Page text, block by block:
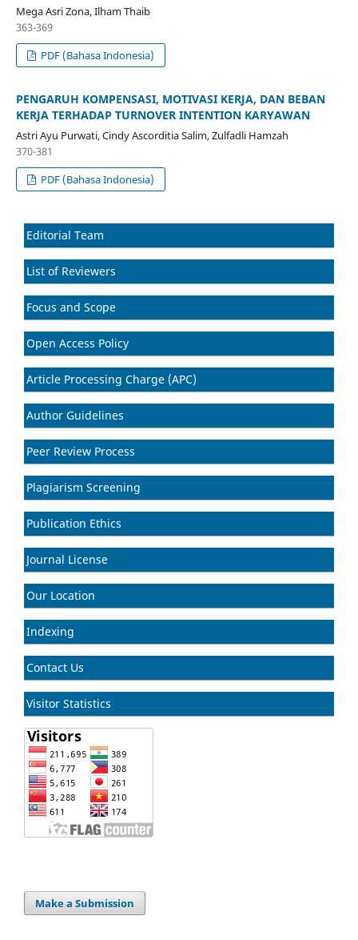
Mega Asri Zona, Ilham Thaib
363-369
PDF (Bahasa Indonesia)
PENGARUH KOMPENSASI, MOTIVASI KERJA, DAN BEBAN
KERJA TERHADAP TURNOVER INTENTION KARYAWAN
Astri Ayu Purwati, Cindy Ascorditia Salim, Zulfadli Hamzah
370-381
PDF (Bahasa Indonesia)
Editorial Team
List of Reviewers
Focus and Scope
Open Access Policy
Article Processing Charge (APC)
Author Guidelines
Peer Review Process
Plagiarism Screening
Publication Ethics
Journal License
Our Location
Indexing
Contact Us
Visitor Statistics
Make a Submission